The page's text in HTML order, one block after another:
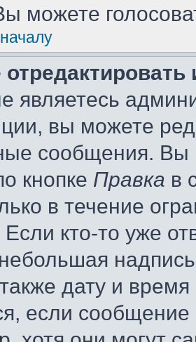
можете
являетесь
вы можете
сообщения. Вы
кнопке Правка в
в течение
Если кто-то уже
дату и
если